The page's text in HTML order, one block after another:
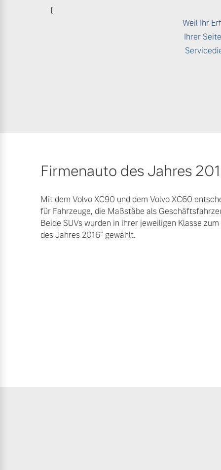
{
Weil Ihr
Ihrer
Firmenauto des Jahres
Mit dem Volvo XC90 und dem Volvo XC60
für Fahrzeuge, die Maßstäbe als
Beide SUVs wurden in ihrer jeweiligen Klasse
des Jahres 2016“ gewählt.